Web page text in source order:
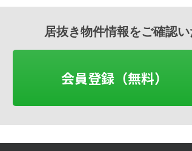
居抜き物件情報をご確認
会員登録（無料）